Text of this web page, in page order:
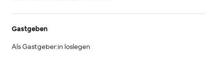
Gastgeben
Als Gastgeber:in loslegen